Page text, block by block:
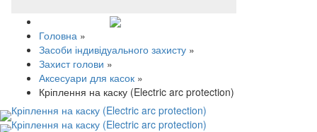
Головна »
Засоби індивідуального захисту »
Захист голови »
Аксесуари для касок »
Кріплення на каску (Electric arc protection)